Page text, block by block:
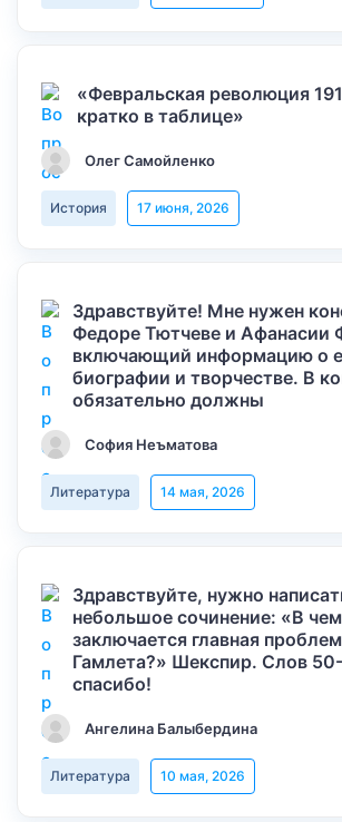
«Февральская революция
кратко в таблице»
Олег Самойленко
История 17 июня, 2026
Здравствуйте! Мне нужен
Федоре Тютчеве и Афанасии
включающий информацию о
биографии и творчестве. В
обязательно должны
София Неъматова
Литература 14 мая, 2026
Здравствуйте, нужно
небольшое сочинение: «В чем
заключается главная
Гамлета?» Шекспир. Слов
спасибо!
Ангелина Балыбердина
Литература 10 мая, 2026